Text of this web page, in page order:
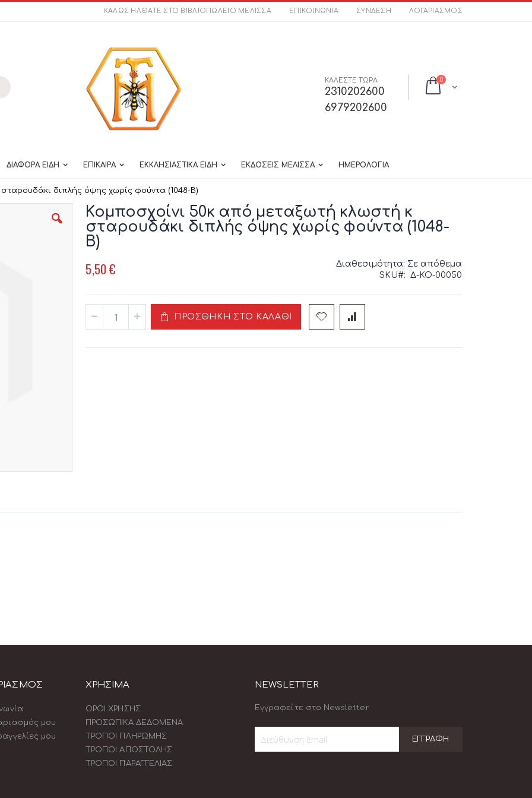
ΚΑΛΩΣ ΗΛΘΑΤΕ ΣΤΟ ΒΙΒΛΙΟΠΩΛΕΙΟ ΜΕΛΙΣΣΑ ΕΠΙΚΟΙΝΩΝΊΑ ΣΎΝΔΕΣΗ ΛΟΓΑΡΙΑΣΜΌΣ
Cart
0στοιχεία
ΚΑΛΕΣΤΕ ΤΩΡΑ
2310202600
6979202600
ΔΙΑΦΟΡΑ ΕΙΔΗ ΕΠΙΚΑΙΡΑ ΕΚΚΛΗΣΙΑΣΤΙΚΑ ΕΙΔΗ ΕΚΔΟΣΕΙΣ ΜΕΛΙΣΣΑ ΗΜΕΡΟΛΟΓΙΑ
διπλής όψης χωρίς φούντα (1048-Β)
Κομποσχοίνι 50κ από μεταξωτή κλωστή κ
σταρουδάκι διπλής όψης χωρίς φούντα (1048-
Β)
5,50 € Διαθεσιμότητα: Σε απόθεμα
SKU
Δ-ΚΟ-00050
ΠΡΟΣΘΉΚΗ ΣΤΟ ΚΑΛΆΘΙ
μου
μου
ΧΡΗΣΙΜΑ
ΟΡΟΙ ΧΡΗΣΗΣ
ΠΡΟΣΩΠΙΚΑ ΔΕΔΟΜΕΝΑ
ΤΡΟΠΟΙ ΠΛΗΡΩΜΗΣ
ΤΡΟΠΟΙ ΑΠΟΣΤΟΛΗΣ
ΤΡΟΠΟΙ ΠΑΡΑΓΓΕΛΙΑΣ
NEWSLETTER
Εγγραφείτε στο Newsletter
ΕΓΓΡΑΦΉ